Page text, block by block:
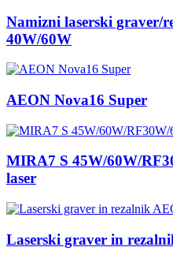
Namizni laserski graver/
40W/60W
AEON Nova16 Super
MIRA7 S 45W/60W/
laser
Laserski graver in